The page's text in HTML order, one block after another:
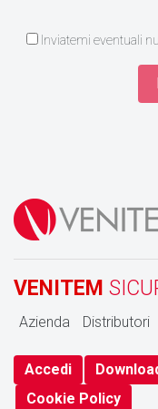
Inviatemi eventuali
VENITEM
Azienda Distributori
Accedi
Cookie Policy